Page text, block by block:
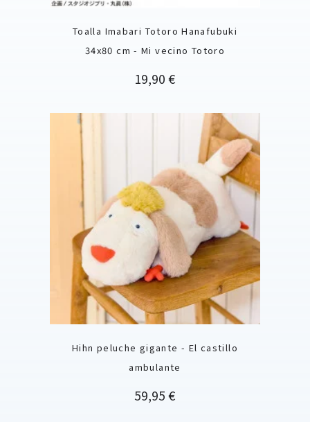
Toalla Imabari Totoro Hanafubuki
34x80 cm - Mi vecino Totoro
Precio
19,90 €
Hihn peluche gigante - El castillo
ambulante
Precio
59,95 €